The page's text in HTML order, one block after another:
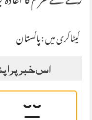
کیٹاگری میں :پاکستان
اس خبر پر